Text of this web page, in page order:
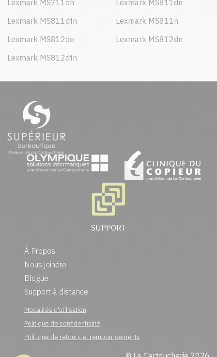
Lexmark MS711dn
Lexmark MS811dn
Lexmark MS811dtn
Lexmark MS811n
Lexmark MS812de
Lexmark MS812dn
Lexmark MS812dtn
SUPPORT
À Propos
Nous joindre
Blogue
Support à distance
Modalités d'utilisation
Politique de confidentialité
Politique de retours et remboursements